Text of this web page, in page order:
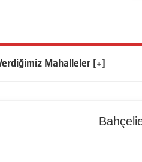
Mahalleler [+]